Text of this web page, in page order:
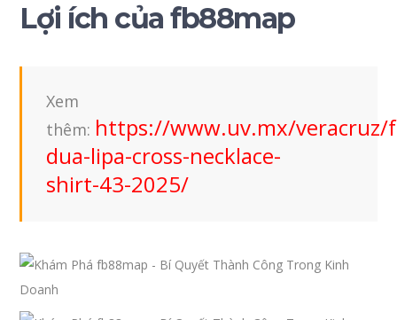
Lợi ích của fb88map
Xem
thêm: https://www.uv.mx/veracruz/
dua-lipa-cross-necklace-
shirt-43-2025/